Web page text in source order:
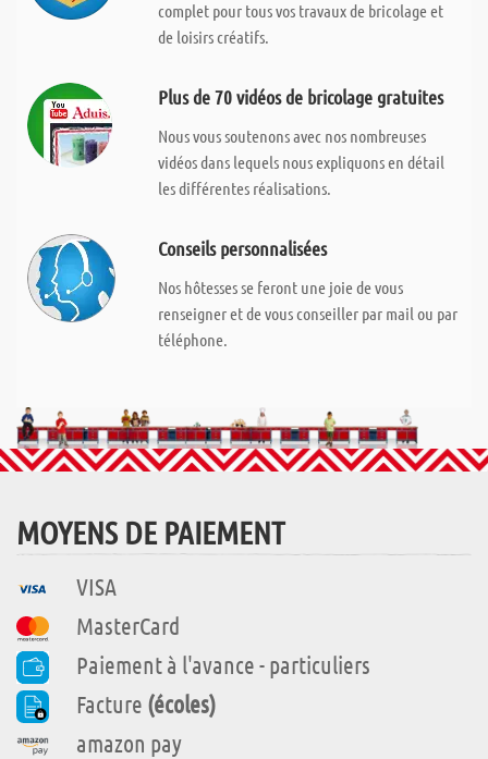
complet pour tous vos travaux de bricolage et
de loisirs créatifs.
Plus de 70 vidéos de bricolage gratuites
Nous vous soutenons avec nos nombreuses
vidéos dans lequels nous expliquons en détail
les différentes réalisations.
Conseils personnalisées
Nos hôtesses se feront une joie de vous
renseigner et de vous conseiller par mail ou par
téléphone.
MOYENS DE PAIEMENT
VISA
MasterCard
Paiement à l'avance - particuliers
Facture (écoles)
amazon pay